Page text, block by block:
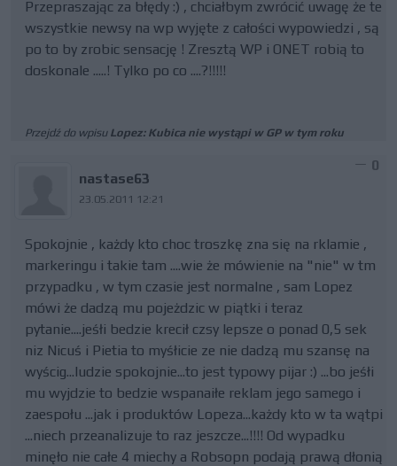
Przepraszając za błędy :) , chciałbym zwrócić uwagę że te
wszystkie newsy na wp wyjęte z całości wypowiedzi , są
po to by zrobic sensację ! Zresztą WP i ONET robią to
doskonale .....! Tylko po co ....?!!!!!
Przejdź do wpisu Lopez: Kubica nie wystąpi w GP w tym roku
nastase63
23.05.2011 12:21
0
Spokojnie , każdy kto choc troszkę zna się na rklamie ,
markeringu i takie tam ....wie że mówienie na "nie" w tm
przypadku , w tym czasie jest normalne , sam Lopez
mówi że dadzą mu pojeżdzic w piątki i teraz
pytanie....jeśłi bedzie krecił czsy lepsze o ponad 0,5 sek
niz Nicuś i Pietia to myśłicie ze nie dadzą mu szansę na
wyścig...ludzie spokojnie...to jest typowy pijar :) ...bo jeśłi
mu wyjdzie to bedzie wspanaiłe reklam jego samego i
zaespołu ...jak i produktów Lopeza...każdy kto w ta wątpi
...niech przeanalizuje to raz jeszcze...!!!! Od wypadku
minęło nie całe 4 miechy a Robsopn podają prawą dłonią